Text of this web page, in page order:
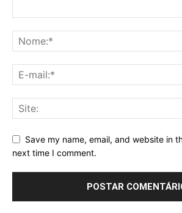
Save my name, email, and website in
next time I comment.